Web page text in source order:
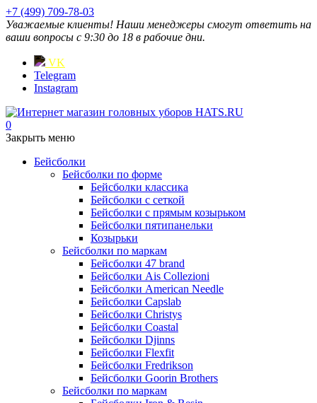
+7 (499) 709-78-03
Уважаемые клиенты! Наши менеджеры смогут ответить на
ваши вопросы с 9:30 до 18 в рабочие дни.
VK
Telegram
Instagram
0
Закрыть меню
Бейсболки
Бейсболки по форме
Бейсболки классика
Бейсболки с сеткой
Бейсболки с прямым козырьком
Бейсболки пятипанельки
Козырьки
Бейсболки по маркам
Бейсболки 47 brand
Бейсболки Ais Collezioni
Бейсболки American Needle
Бейсболки Capslab
Бейсболки Christys
Бейсболки Coastal
Бейсболки Djinns
Бейсболки Flexfit
Бейсболки Fredrikson
Бейсболки Goorin Brothers
Бейсболки по маркам